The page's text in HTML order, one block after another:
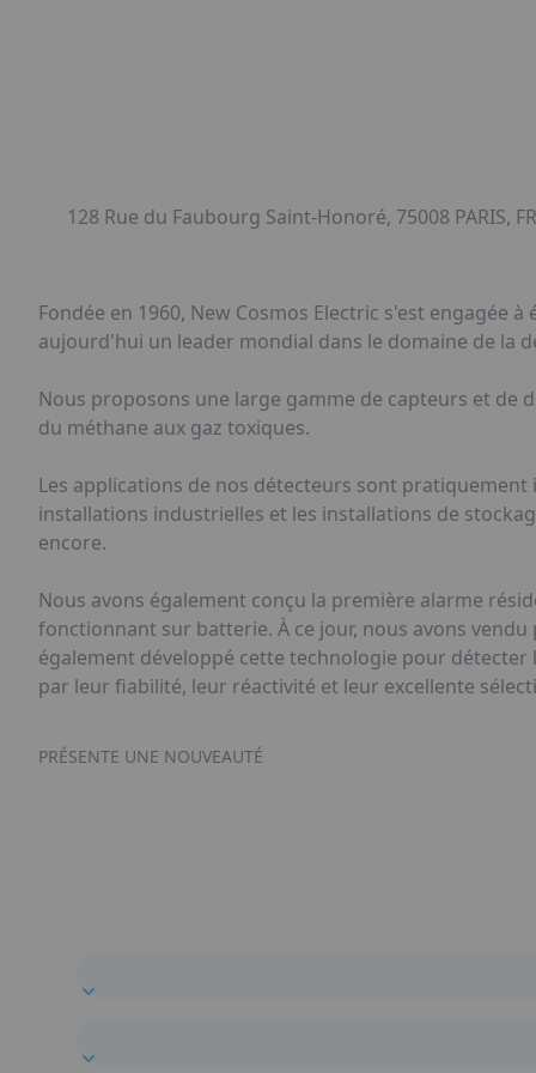
128 Rue du Faubourg Saint-Honoré, 75008 PARIS, FR
Fondée en 1960, New Cosmos Electric s'est engagée
aujourd'hui un leader mondial dans le domaine de la
Nous proposons une large gamme de capteurs et de
du méthane aux gaz toxiques.
Les applications de nos détecteurs sont
installations industrielles et les installations de
encore.
Nous avons également conçu la première alarme
fonctionnant sur batterie. À ce jour, nous avons
également développé cette technologie pour
par leur fiabilité, leur réactivité et leur excellente
PRÉSENTE UNE NOUVEAUTÉ